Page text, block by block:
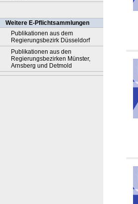
Weitere E-Pflichtsammlungen
Publikationen aus dem
Regierungsbezirk Düsseldorf
Publikationen aus den
Regierungsbezirken Münster,
Arnsberg und Detmold